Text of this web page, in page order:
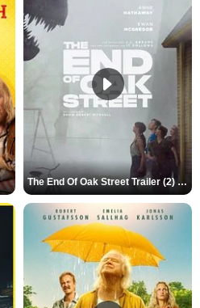
The End Of Oak Street Trailer (2) DF